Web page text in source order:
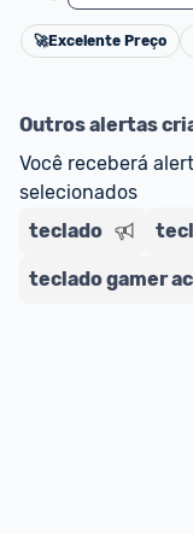
🚀Excelente Preço
Outros alertas
Você receberá
selecionados
teclado
teclado gamer